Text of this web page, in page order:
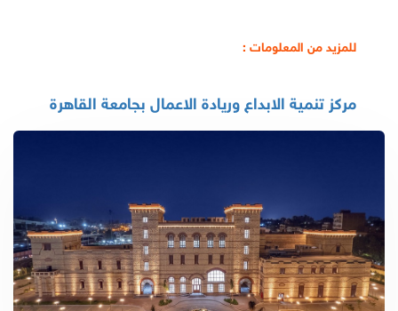
للمزيد من المعلومات :
مركز تنمية الابداع وريادة الاعمال بجامعة القاهرة